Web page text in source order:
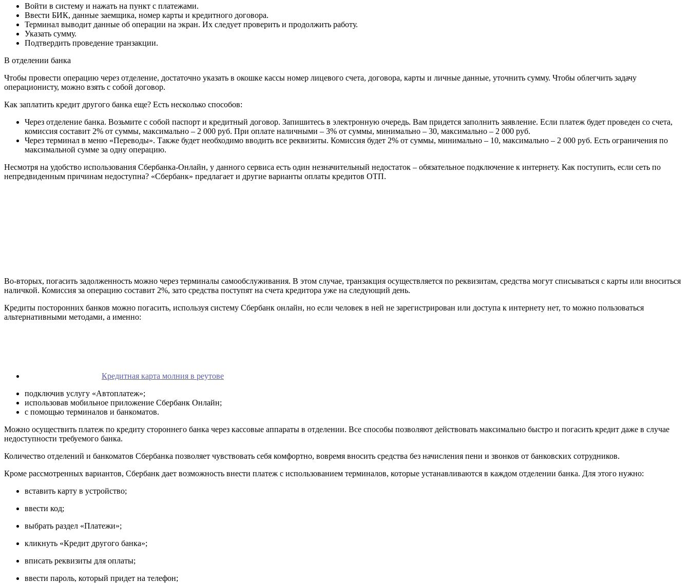
Войти в систему и нажать на пункт с платежами.
Ввести БИК, данные заемщика, номер карты и кредитного договора.
Терминал выводит данные об операции на экран. Их следует проверить и продолжить работу.
Указать сумму.
Подтвердить проведение транзакции.
В отделении банка
Чтобы провести операцию через отделение, достаточно указать в окошке кассы номер лицевого счета, договора, карты и личные данные, уточнить сумму. Чтобы облегчить задачу
операционисту, можно взять с собой договор.
Как заплатить кредит другого банка еще? Есть несколько способов:
Через отделение банка. Возьмите с собой паспорт и кредитный договор. Запишитесь в электронную очередь. Вам придется заполнить заявление. Если платеж будет проведен со счета,
комиссия составит 2% от суммы, максимально – 2 000 руб. При оплате наличными – 3% от суммы, минимально – 30, максимально – 2 000 руб.
Через терминал в меню «Переводы». Также будет необходимо вводить все реквизиты. Комиссия будет 2% от суммы, минимально – 10, максимально – 2 000 руб. Есть ограничения по
максимальной сумме за одну операцию.
Несмотря на удобство использования Сбербанка-Онлайн, у данного сервиса есть один незначительный недостаток – обязательное подключение к интернету. Как поступить, если сеть по
непредвиденным причинам недоступна? «Сбербанк» предлагает и другие варианты оплаты кредитов ОТП.
Во-вторых, погасить задолженность можно через терминалы самообслуживания. В этом случае, транзакция осуществляется по реквизитам, средства могут списываться с карты или вноситься
наличкой. Комиссия за операцию составит 2%, зато средства поступят на счета кредитора уже на следующий день.
Кредиты посторонних банков можно погасить, используя систему Сбербанк онлайн, но если человек в ней не зарегистрирован или доступа к интернету нет, то можно пользоваться
альтернативными методами, а именно:
Кредитная карта молния в реутове
подключив услугу «Автоплатеж»;
использовав мобильное приложение Сбербанк Онлайн;
с помощью терминалов и банкоматов.
Можно осуществить платеж по кредиту стороннего банка через кассовые аппараты в отделении. Все способы позволяют действовать максимально быстро и погасить кредит даже в случае
недоступности требуемого банка.
Количество отделений и банкоматов Сбербанка позволяет чувствовать себя комфортно, вовремя вносить средства без начисления пени и звонков от банковских сотрудников.
Кроме рассмотренных вариантов, Сбербанк дает возможность внести платеж с использованием терминалов, которые устанавливаются в каждом отделении банка. Для этого нужно:
вставить карту в устройство;
ввести код;
выбрать раздел «Платежи»;
кликнуть «Кредит другого банка»;
вписать реквизиты для оплаты;
ввести пароль, который придет на телефон;